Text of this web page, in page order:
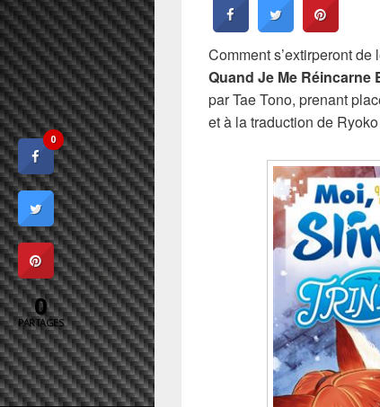
Comment s’extirperont
Quand Je Me Réincarne
par Tae Tono, prenant
et à la traduction de
0
0
PARTAGES